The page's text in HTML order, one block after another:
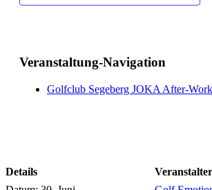
Veranstaltung-Navigation
Golfclub Segeberg JOKA After-
Details
Veranstalter